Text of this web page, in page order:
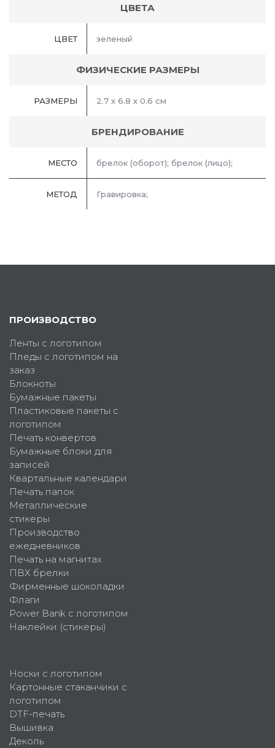
ЦВЕТА
ЦВЕТ зеленый
ФИЗИЧЕСКИЕ РАЗМЕРЫ
РАЗМЕРЫ 2.7 х 6.8 х 0.6 см
БРЕНДИРОВАНИЕ
МЕСТО брелок (оборот); брелок (лицо);
МЕТОД Гравировка;
ПРОИЗВОДСТВО
Ленты с логотипом
Пледы с логотипом на
заказ
Блокноты
Бумажные пакеты
Пластиковые пакеты с
логотипом
Печать конвертов
Бумажные блоки для
записей
Квартальные календари
Печать папок
Металлические
стикеры
Производство
ежедневников
Печать на магнитах
ПВХ брелки
Фирменные шоколадки
Флаги
Power Bank с логотипом
Наклейки (стикеры)
Носки с логотипом
Картонные стаканчики с
логотипом
DTF-печать
Вышивка
Деколь